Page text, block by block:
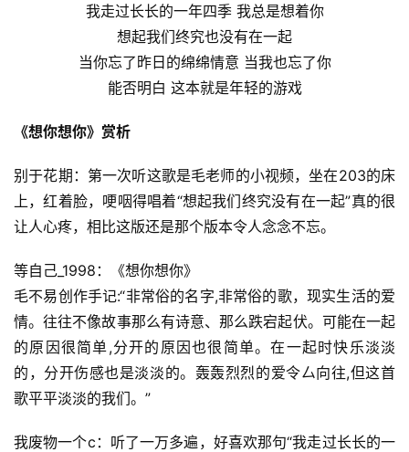
我走过长长的一年四季 我总是想着你
想起我们终究也没有在一起
当你忘了昨日的绵绵情意 当我也忘了你
能否明白 这本就是年轻的游戏
《想你想你》赏析
别于花期：第一次听这歌是毛老师的小视频，坐在203的床
上，红着脸，哽咽得唱着“想起我们终究没有在一起”真的很
让人心疼，相比这版还是那个版本令人念念不忘。
等自己_1998：《想你想你》
毛不易创作手记:“非常俗的名字,非常俗的歌，现实生活的爱
情。往往不像故事那么有诗意、那么跌宕起伏。可能在一起
的原因很简单,分开的原因也很简单。在一起时快乐淡淡
的，分开伤感也是淡淡的。轰轰烈烈的爱令厶向往,但这首
歌平平淡淡的我们。”
我废物一个c：听了一万多遍，好喜欢那句“我走过长长的一